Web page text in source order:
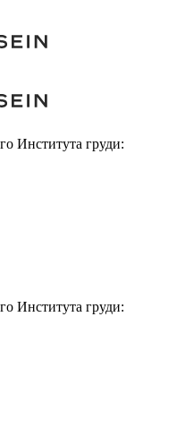
Института груди:
Института груди: